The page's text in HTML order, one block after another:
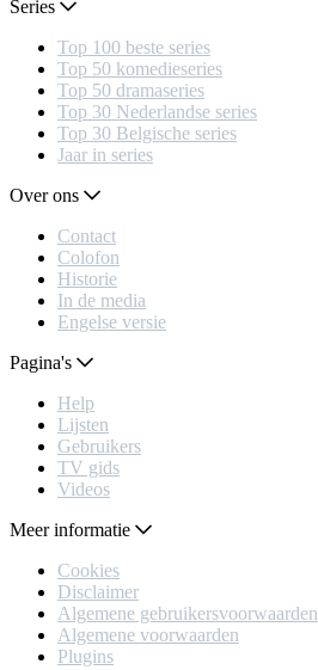
Series
Top 100 beste series
Top 50 komedieseries
Top 50 dramaseries
Top 30 Nederlandse series
Top 30 Belgische series
Jaar in series
Over ons
Contact
Colofon
Historie
In de media
Engelse versie
Pagina's
Help
Lijsten
Gebruikers
TV gids
Videos
Meer informatie
Cookies
Disclaimer
Algemene gebruikersvoorwaarden
Algemene voorwaarden
Plugins